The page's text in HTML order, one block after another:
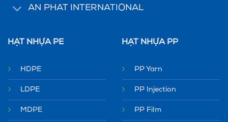
AN PHAT INTERNATIONAL
HẠT NHỰA PE
HDPE
LDPE
MDPE
HẠT NHỰA PP
PP Yarn
PP Injection
PP Film